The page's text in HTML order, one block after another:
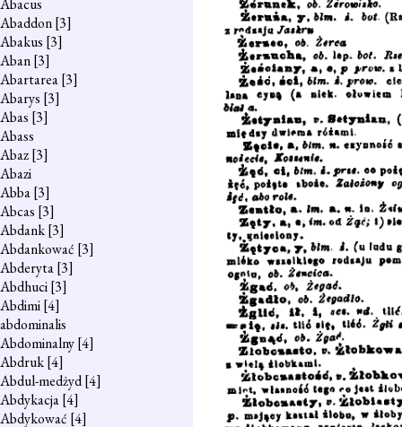
Abacus
Abaddon[3]
Abakus [3]
Aban[3]
Abartarea[3]
Abarys [3]
Abas [3]
Abass
Abaz[3]
Abazi
Abba[3]
Abcas [3]
Abdank[3]
Abdankować [3]
Abderyta[3]
Abdhuci[3]
Abdimi[4]
abdominalis
Abdominalny[4]
Abdruk[4]
Abdul-medżyd[4]
Abdykacja[4]
Abdykować [4]